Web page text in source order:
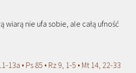
wiarą nie ufa sobie, ale całą ufność
13a • Ps 85 • Rz 9, 1-5 • Mt 14, 22-33